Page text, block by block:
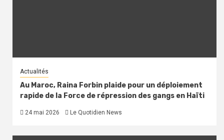
Actualités
Au Maroc, Raina Forbin plaide pour un déploiement
rapide de la Force de répression des gangs en Haïti
24 mai 2026 Le Quotidien News